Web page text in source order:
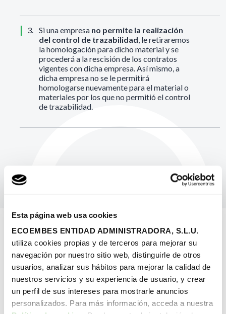
Esta página web usa cookies
ECOEMBES ENTIDAD ADMINISTRADORA, S.L.U.
utiliza cookies propias y de terceros para mejorar su
navegación por nuestro sitio web, distinguirle de otros
usuarios, analizar sus hábitos para mejorar la calidad de
nuestros servicios y su experiencia de usuario, y crear
un perfil de sus intereses para mostrarle anuncios
personalizados. Para más información, acceda a nuestra
Si una empresa no permite la realización
del control de trazabilidad, le retiraremos
la homologación para dicho material y se
procederá a la rescisión de los contratos
vigentes con dicha empresa. Así mismo, a
dicha empresa no se le permitirá
homologarse nuevamente para el material o
materiales por los que no permitió el control
de trazabilidad.
¿Cuándo termina lacadena de
trazabilidad?
El fin de la cadena depende del material. Aquí detallamos los
destinos finales de cada tipo.